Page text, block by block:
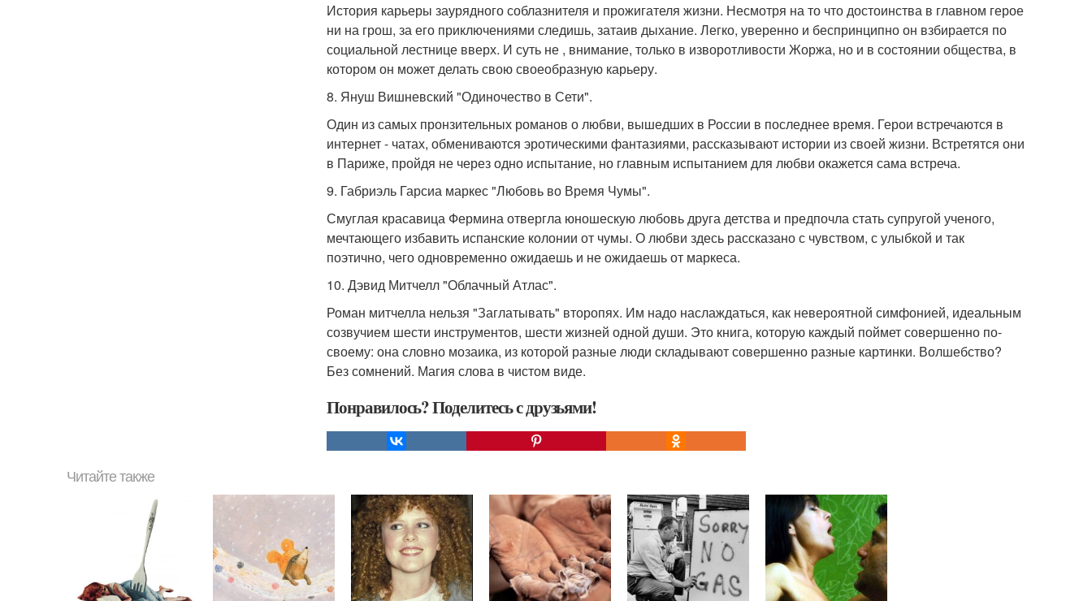
История карьеры заурядного соблазнителя и прожигателя жизни. Несмотря на то что достоинства в главном герое
ни на грош, за его приключениями следишь, затаив дыхание. Легко, уверенно и беспринципно он взбирается по
социальной лестнице вверх. И суть не , внимание, только в изворотливости Жоржа, но и в состоянии общества, в
котором он может делать свою своеобразную карьеру.
8. Януш Вишневский "Одиночество в Сети".
Один из самых пронзительных романов о любви, вышедших в России в последнее время. Герои встречаются в
интернет - чатах, обмениваются эротическими фантазиями, рассказывают истории из своей жизни. Встретятся они
в Париже, пройдя не через одно испытание, но главным испытанием для любви окажется сама встреча.
9. Габриэль Гарсиа маркес "Любовь во Время Чумы".
Смуглая красавица Фермина отвергла юношескую любовь друга детства и предпочла стать супругой ученого,
мечтающего избавить испанские колонии от чумы. О любви здесь рассказано с чувством, с улыбкой и так
поэтично, чего одновременно ожидаешь и не ожидаешь от маркеса.
10. Дэвид Митчелл "Облачный Атлас".
Роман митчелла нельзя "Заглатывать" второпях. Им надо наслаждаться, как невероятной симфонией, идеальным
созвучием шести инструментов, шести жизней одной души. Это книга, которую каждый поймет совершенно по-
своему: она словно мозаика, из которой разные люди складывают совершенно разные картинки. Волшебство?
Без сомнений. Магия слова в чистом виде.
Понравилось? Поделитесь с друзьями!
Читайте также